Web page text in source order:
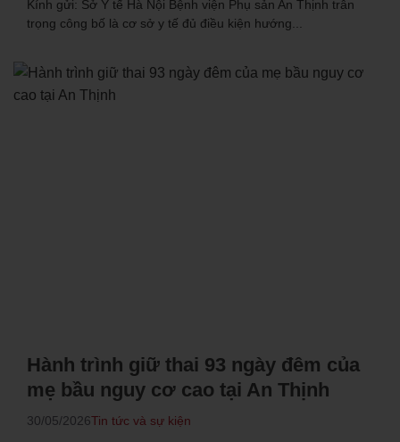
Kính gửi: Sở Y tế Hà Nội Bệnh viện Phụ sản An Thịnh trân
trọng công bố là cơ sở y tế đủ điều kiện hướng...
Hành trình giữ thai 93 ngày đêm của
mẹ bầu nguy cơ cao tại An Thịnh
30/05/2026Tin tức và sự kiện